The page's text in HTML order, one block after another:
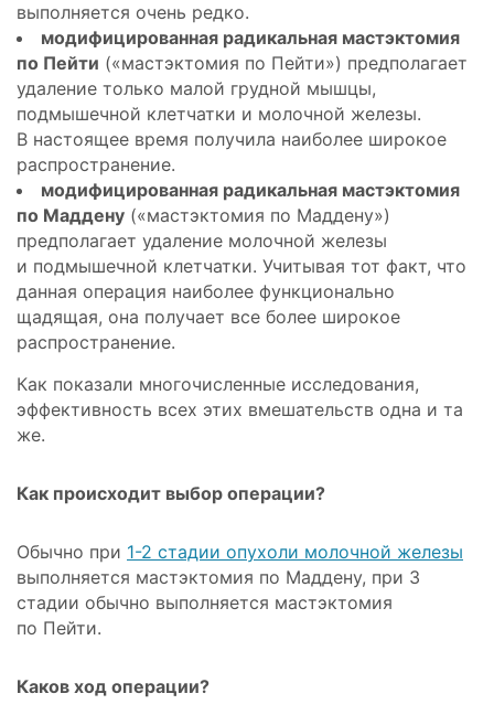
выполняется очень редко.
модифицированная радикальная мастэктомия
по Пейти («мастэктомия по Пейти») предполагает
удаление только малой грудной мышцы,
подмышечной клетчатки и молочной железы.
В настоящее время получила наиболее широкое
распространение.
модифицированная радикальная мастэктомия
по Маддену («мастэктомия по Маддену»)
предполагает удаление молочной железы
и подмышечной клетчатки. Учитывая тот факт, что
данная операция наиболее функционально
щадящая, она получает все более широкое
распространение.
Как показали многочисленные исследования,
эффективность всех этих вмешательств одна и та
же.
Как происходит выбор операции?
Обычно при 1-2 стадии опухоли молочной железы
выполняется мастэктомия по Маддену, при 3
стадии обычно выполняется мастэктомия
по Пейти.
Каков ход операции?